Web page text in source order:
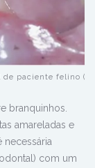
de paciente felino
branquinhos.
amareladas e
necessária
com um